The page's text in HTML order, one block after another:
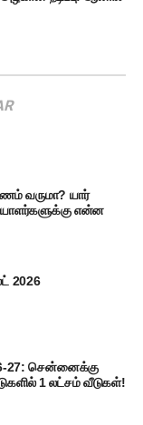
வருமா? யார்
என்ன
2026
27: சென்னைக்கு
1 லட்சம் வீடுகள்!